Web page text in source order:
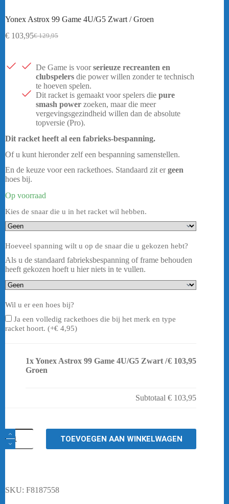
Yonex Astrox 99 Game 4U/G5 Zwart / Groen
€129,95
Oorspronkelijke
€ 129,95.
€ 103,95Huidige
€ 103,95.
De Game is voorserieuze recreanten en
clubspelers die power willen zonder te technisch
te hoeven spelen.
Dit racket is gemaakt voor spelers die pure
smash power zoeken, maar die meer
vergevingsgezindheid willen dan de absolute
topversie (Pro).
Dit racket heeft al een fabrieks-bespanning.
Of u kunt hieronder zelf een bespanning samenstellen.
En de keuze voor een rackethoes. Standaard zit ergeen
hoes bij.
Op voorraad
Kies de snaar die u in het racket wil hebben.
Hoeveel spanning wilt u op de snaar die u gekozen hebt?
Als u de standaard fabrieksbespanning of frame behouden
heeft gekozen hoeft u hier niets in te vullen.
Wil u er een hoes bij?
Ja een volledig rackethoes die bij het merk en type
racket hoort. (+€ 4,95)
1xYonex Astrox 99 Game 4U/G5 Zwart /
Groen
€ 103,95
Subtotaal€ 103,95
Yonex
Astrox
99
Groen
TOEVOEGEN AAN WINKELWAGEN
SKU: F8187558